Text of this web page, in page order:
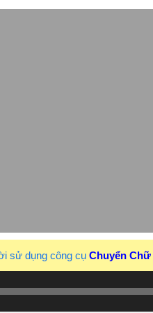
sử dụng công cụ Chuyển Chữ